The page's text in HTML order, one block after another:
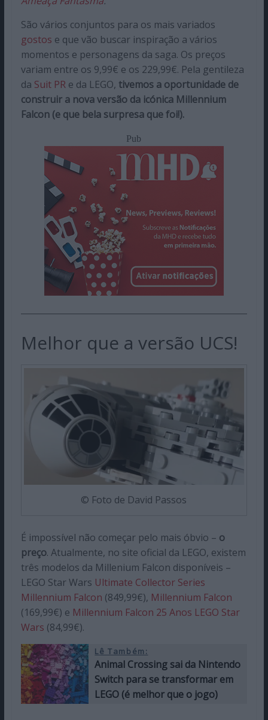
São vários conjuntos para os mais variados
gostos e que vão buscar inspiração a vários
momentos e personagens da saga. Os preços
variam entre os 9,99€ e os 229,99€. Pela gentileza
da Suit PRe da LEGO, tivemos a oportunidade de
construir a nova versão da icónica Millennium
Falcon (e que bela surpresa que foi!).
Pub
Melhor que a versão UCS!
© Foto de David Passos
É impossível não começar pelo mais óbvio – o
preço. Atualmente, no site oficial da LEGO, existem
três modelos da Millenium Falcon disponíveis –
LEGO Star Wars Ultimate Collector Series
Millennium Falcon (849,99€), Millennium Falcon
(169,99€) e Millennium Falcon 25 Anos LEGO Star
Wars (84,99€).
Lê Também:
Animal Crossing sai da Nintendo
Switch para se transformar em
LEGO (é melhor que o jogo)